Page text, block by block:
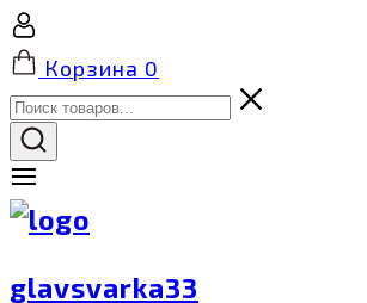
Корзина 0
glavsvarka33